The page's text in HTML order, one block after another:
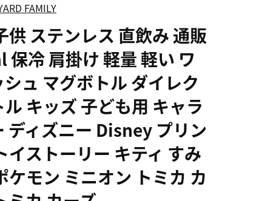
FAMILY
供 ステンレス 直飲み 通販
保冷 肩掛け 軽量 軽い ワ
シュ マグボトル ダイレク
ル キッズ 子ども用 キャラ
ディズニー Disney プリン
イストーリー キティ すみ
ケモン ミニオン トミカ カ